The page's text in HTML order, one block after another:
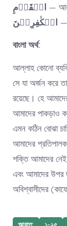
الۡقَوۡمِ —
الۡکٰفِرِیۡنَ —
বাংলা অর্থ:
আল্লাহ কোনো
সে যা অর্জন করে
রয়েছে। হে
আমাদের পাকড়াও
এমন কঠিন বোঝা
আমাদের
শক্তি আমাদের
এবং আমাদের উপর
অবিশ্বাসীদের